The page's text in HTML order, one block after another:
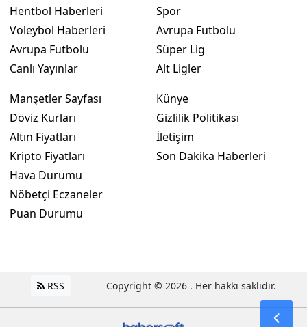
Hentbol Haberleri
Voleybol Haberleri
Avrupa Futbolu
Canlı Yayınlar
Spor
Avrupa Futbolu
Süper Lig
Alt Ligler
Manşetler Sayfası
Döviz Kurları
Altın Fiyatları
Kripto Fiyatları
Hava Durumu
Nöbetçi Eczaneler
Puan Durumu
Künye
Gizlilik Politikası
İletişim
Son Dakika Haberleri
RSS Copyright © 2026 . Her hakkı saklıdır.